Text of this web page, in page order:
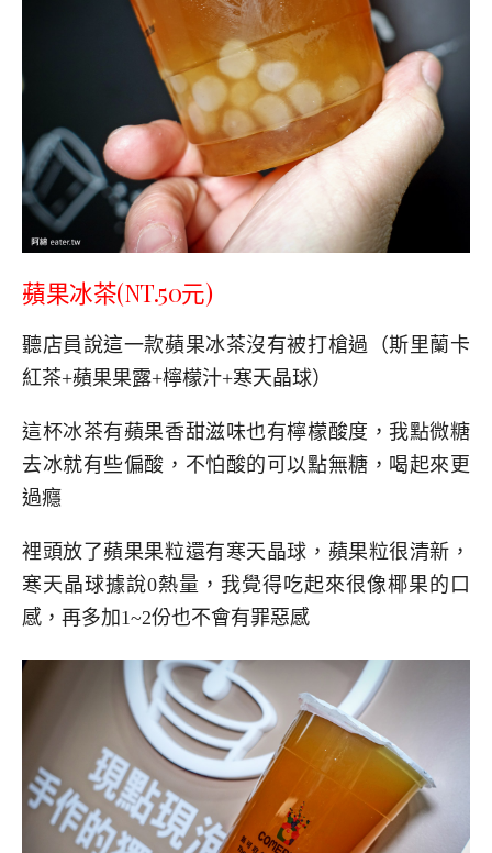
蘋果冰茶(NT.50元)
聽店員說這一款蘋果冰茶沒有被打槍過（斯里蘭卡
紅茶+蘋果果露+檸檬汁+寒天晶球）
這杯冰茶有蘋果香甜滋味也有檸檬酸度，我點微糖
去冰就有些偏酸，不怕酸的可以點無糖，喝起來更
過癮
裡頭放了蘋果果粒還有寒天晶球，蘋果粒很清新，
寒天晶球據說0熱量，我覺得吃起來很像椰果的口
感，再多加1~2份也不會有罪惡感